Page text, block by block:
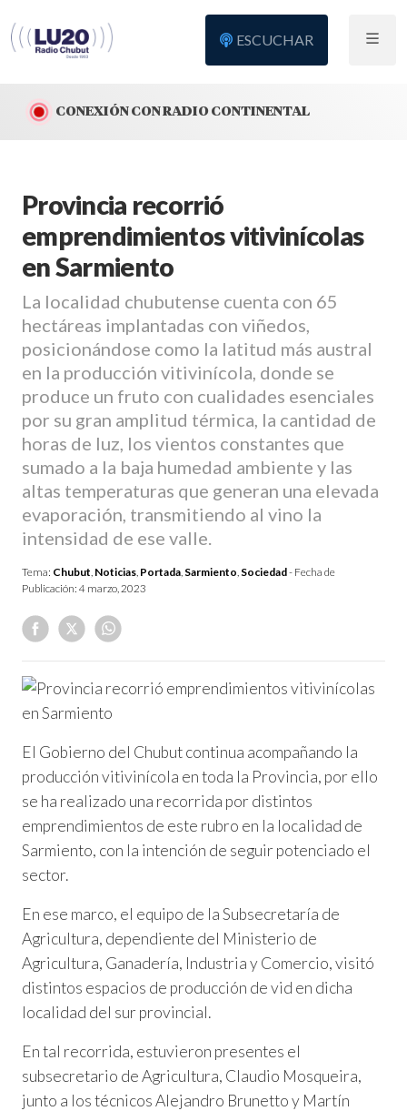
ESCUCHAR
CONEXIÓN CON RADIO CONTINENTAL
Provincia recorrió
emprendimientos vitivinícolas
en Sarmiento
La localidad chubutense cuenta con 65
hectáreas implantadas con viñedos,
posicionándose como la latitud más austral
en la producción vitivinícola, donde se
produce un fruto con cualidades esenciales
por su gran amplitud térmica, la cantidad de
horas de luz, los vientos constantes que
sumado a la baja humedad ambiente y las
altas temperaturas que generan una elevada
evaporación, transmitiendo al vino la
intensidad de ese valle.
Tema: Chubut, Noticias, Portada, Sarmiento, Sociedad- Fecha de
Publicación: 4 marzo, 2023
El Gobierno del Chubut continua acompañando la
producción vitivinícola en toda la Provincia, por ello
se ha realizado una recorrida por distintos
emprendimientos de este rubro en la localidad de
Sarmiento, con la intención de seguir potenciado el
sector.
En ese marco, el equipo de la Subsecretaría de
Agricultura, dependiente del Ministerio de
Agricultura, Ganadería, Industria y Comercio, visitó
distintos espacios de producción de vid en dicha
localidad del sur provincial.
En tal recorrida, estuvieron presentes el
subsecretario de Agricultura, Claudio Mosqueira,
junto a los técnicos Alejandro Brunetto y Martín